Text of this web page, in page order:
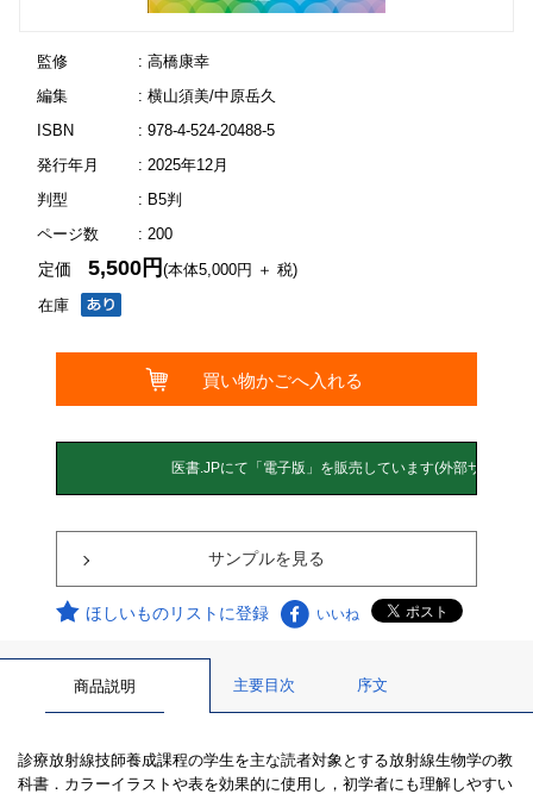
監修
: 高橋康幸
編集
: 横山須美/中原岳久
ISBN
: 978-4-524-20488-5
発行年月
: 2025年12月
判型
: B5判
ページ数
: 200
在庫
定価5,500円(本体5,000円 ＋ 税)
サンプルを見る
ほしいものリストに登録 いいね
商品説明 主要目次 序文
診療放射線技師養成課程の学生を主な読者対象とする放射線生物学の教
科書．カラーイラストや表を効果的に使用し，初学者にも理解しやすい